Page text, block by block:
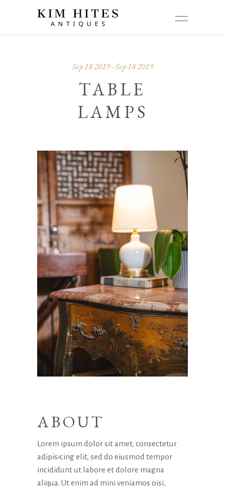
Sep 18 2019 - Sep 18 2019
TABLE
LAMPS
ABOUT
Lorem ipsum dolor sit amet, consectetur
adipisicing elit, sed do eiusmod tempor
incididunt ut labore et dolore magna
aliqua. Ut enim ad mini veniamos oisi,